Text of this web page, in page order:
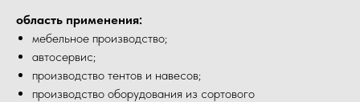
область применения:
мебельное производство;
автосервис;
производство тентов и навесов;
производство оборудования из сортового